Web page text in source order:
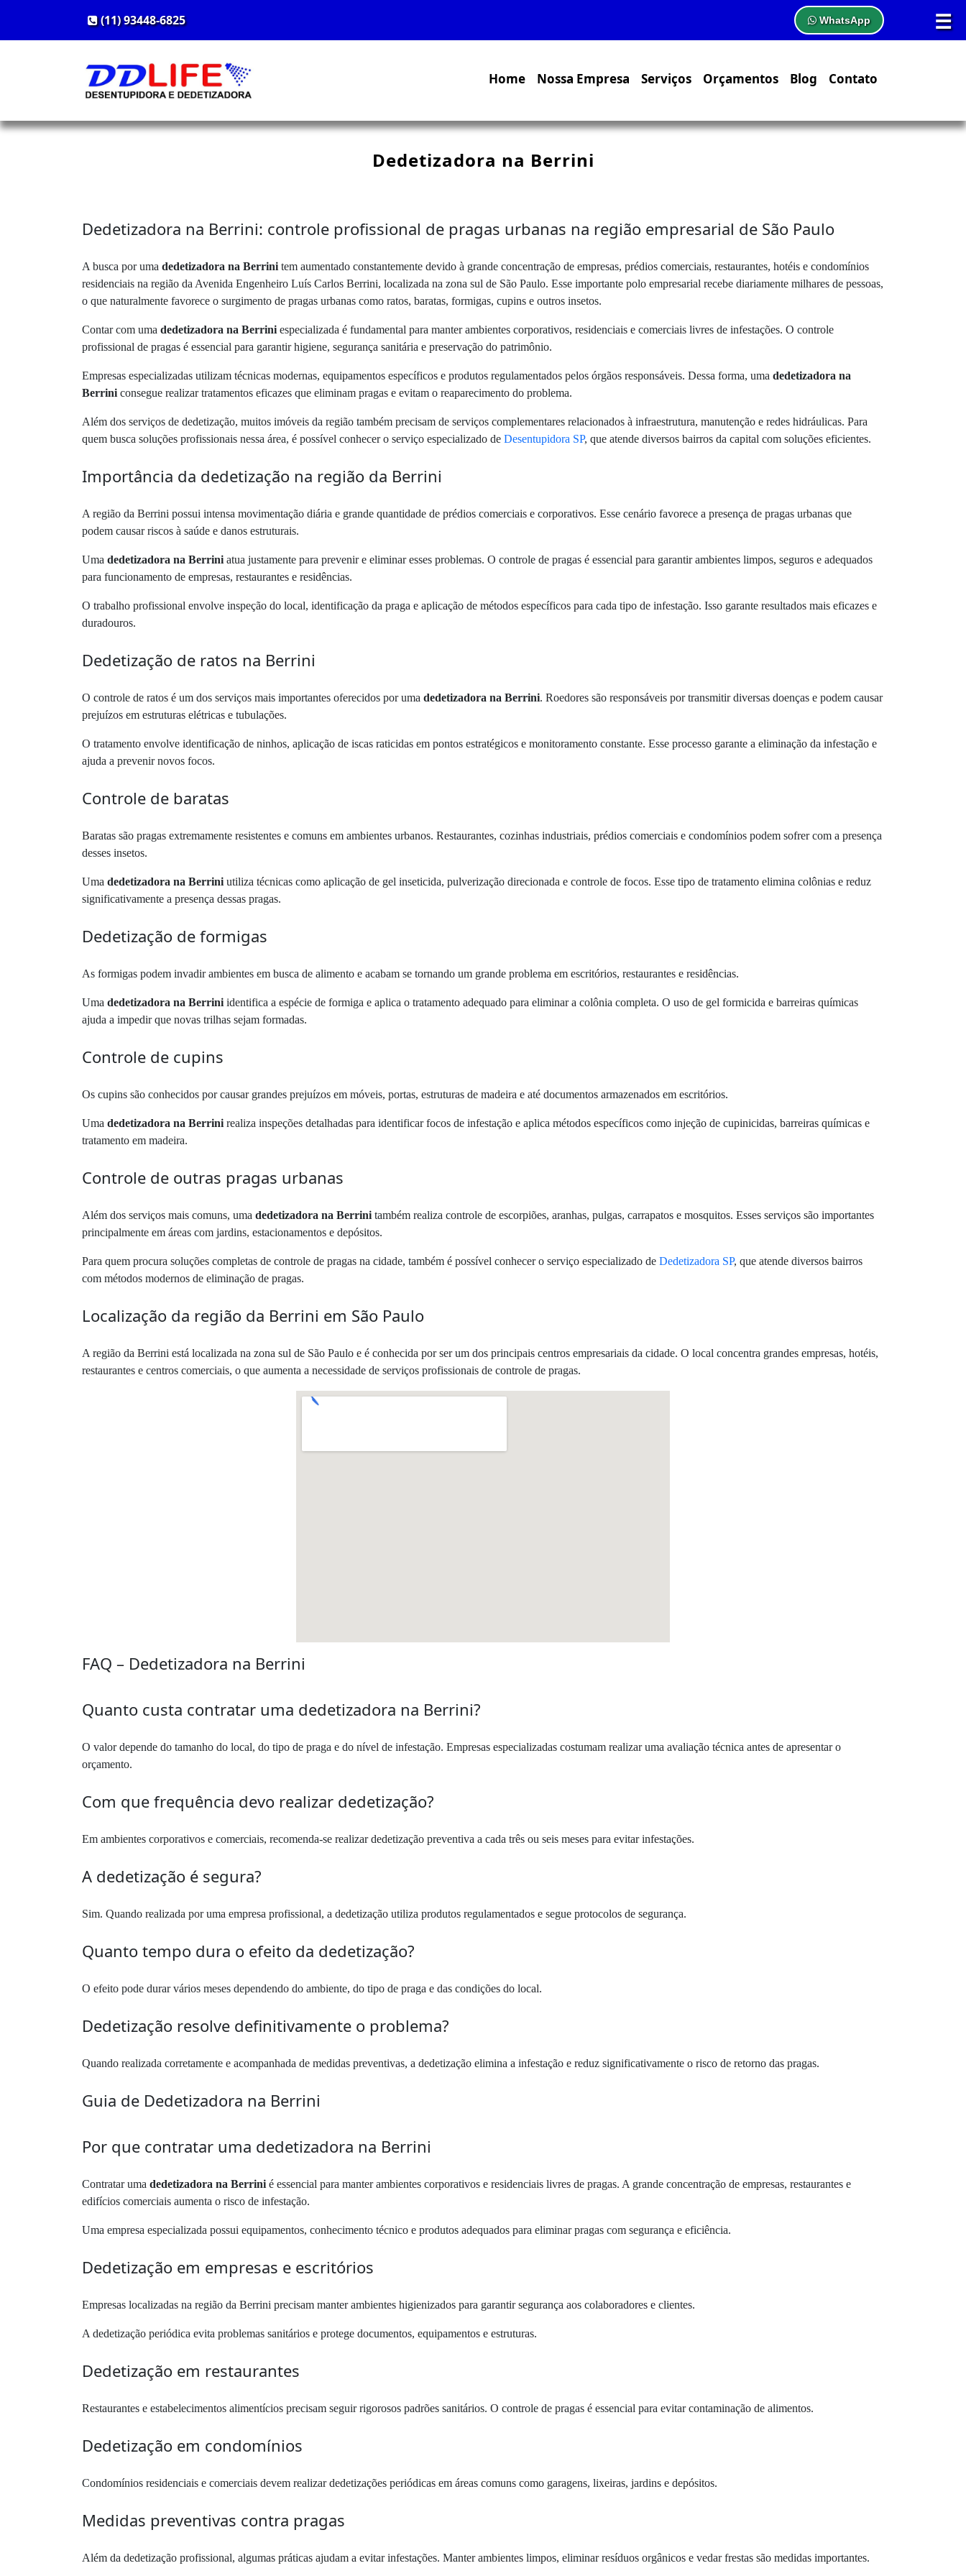
☰
(11) 93448-6825 WhatsApp
Home Nossa Empresa Serviços Orçamentos Blog Contato
Dedetizadora na Berrini
Dedetizadora na Berrini: controle profissional de pragas urbanas na região empresarial de São Paulo
A busca por uma dedetizadora na Berrini tem aumentado constantemente devido à grande concentração de empresas, prédios comerciais, restaurantes, hotéis e condomínios
residenciais na região da Avenida Engenheiro Luís Carlos Berrini, localizada na zona sul de São Paulo. Esse importante polo empresarial recebe diariamente milhares de pessoas,
o que naturalmente favorece o surgimento de pragas urbanas como ratos, baratas, formigas, cupins e outros insetos.
Contar com uma dedetizadora na Berrini especializada é fundamental para manter ambientes corporativos, residenciais e comerciais livres de infestações. O controle
profissional de pragas é essencial para garantir higiene, segurança sanitária e preservação do patrimônio.
Empresas especializadas utilizam técnicas modernas, equipamentos específicos e produtos regulamentados pelos órgãos responsáveis. Dessa forma, uma dedetizadora na
Berrini consegue realizar tratamentos eficazes que eliminam pragas e evitam o reaparecimento do problema.
Além dos serviços de dedetização, muitos imóveis da região também precisam de serviços complementares relacionados à infraestrutura, manutenção e redes hidráulicas. Para
quem busca soluções profissionais nessa área, é possível conhecer o serviço especializado de Desentupidora SP, que atende diversos bairros da capital com soluções eficientes.
Importância da dedetização na região da Berrini
A região da Berrini possui intensa movimentação diária e grande quantidade de prédios comerciais e corporativos. Esse cenário favorece a presença de pragas urbanas que
podem causar riscos à saúde e danos estruturais.
Uma dedetizadora na Berrini atua justamente para prevenir e eliminar esses problemas. O controle de pragas é essencial para garantir ambientes limpos, seguros e adequados
para funcionamento de empresas, restaurantes e residências.
O trabalho profissional envolve inspeção do local, identificação da praga e aplicação de métodos específicos para cada tipo de infestação. Isso garante resultados mais eficazes e
duradouros.
Dedetização de ratos na Berrini
O controle de ratos é um dos serviços mais importantes oferecidos por uma dedetizadora na Berrini. Roedores são responsáveis por transmitir diversas doenças e podem causar
prejuízos em estruturas elétricas e tubulações.
O tratamento envolve identificação de ninhos, aplicação de iscas raticidas em pontos estratégicos e monitoramento constante. Esse processo garante a eliminação da infestação e
ajuda a prevenir novos focos.
Controle de baratas
Baratas são pragas extremamente resistentes e comuns em ambientes urbanos. Restaurantes, cozinhas industriais, prédios comerciais e condomínios podem sofrer com a presença
desses insetos.
Uma dedetizadora na Berrini utiliza técnicas como aplicação de gel inseticida, pulverização direcionada e controle de focos. Esse tipo de tratamento elimina colônias e reduz
significativamente a presença dessas pragas.
Dedetização de formigas
As formigas podem invadir ambientes em busca de alimento e acabam se tornando um grande problema em escritórios, restaurantes e residências.
Uma dedetizadora na Berrini identifica a espécie de formiga e aplica o tratamento adequado para eliminar a colônia completa. O uso de gel formicida e barreiras químicas
ajuda a impedir que novas trilhas sejam formadas.
Controle de cupins
Os cupins são conhecidos por causar grandes prejuízos em móveis, portas, estruturas de madeira e até documentos armazenados em escritórios.
Uma dedetizadora na Berrini realiza inspeções detalhadas para identificar focos de infestação e aplica métodos específicos como injeção de cupinicidas, barreiras químicas e
tratamento em madeira.
Controle de outras pragas urbanas
Além dos serviços mais comuns, uma dedetizadora na Berrini também realiza controle de escorpiões, aranhas, pulgas, carrapatos e mosquitos. Esses serviços são importantes
principalmente em áreas com jardins, estacionamentos e depósitos.
Para quem procura soluções completas de controle de pragas na cidade, também é possível conhecer o serviço especializado de Dedetizadora SP, que atende diversos bairros
com métodos modernos de eliminação de pragas.
Localização da região da Berrini em São Paulo
A região da Berrini está localizada na zona sul de São Paulo e é conhecida por ser um dos principais centros empresariais da cidade. O local concentra grandes empresas, hotéis,
restaurantes e centros comerciais, o que aumenta a necessidade de serviços profissionais de controle de pragas.
FAQ – Dedetizadora na Berrini
Quanto custa contratar uma dedetizadora na Berrini?
O valor depende do tamanho do local, do tipo de praga e do nível de infestação. Empresas especializadas costumam realizar uma avaliação técnica antes de apresentar o
orçamento.
Com que frequência devo realizar dedetização?
Em ambientes corporativos e comerciais, recomenda-se realizar dedetização preventiva a cada três ou seis meses para evitar infestações.
A dedetização é segura?
Sim. Quando realizada por uma empresa profissional, a dedetização utiliza produtos regulamentados e segue protocolos de segurança.
Quanto tempo dura o efeito da dedetização?
O efeito pode durar vários meses dependendo do ambiente, do tipo de praga e das condições do local.
Dedetização resolve definitivamente o problema?
Quando realizada corretamente e acompanhada de medidas preventivas, a dedetização elimina a infestação e reduz significativamente o risco de retorno das pragas.
Guia de Dedetizadora na Berrini
Por que contratar uma dedetizadora na Berrini
Contratar uma dedetizadora na Berrini é essencial para manter ambientes corporativos e residenciais livres de pragas. A grande concentração de empresas, restaurantes e
edifícios comerciais aumenta o risco de infestação.
Uma empresa especializada possui equipamentos, conhecimento técnico e produtos adequados para eliminar pragas com segurança e eficiência.
Dedetização em empresas e escritórios
Empresas localizadas na região da Berrini precisam manter ambientes higienizados para garantir segurança aos colaboradores e clientes.
A dedetização periódica evita problemas sanitários e protege documentos, equipamentos e estruturas.
Dedetização em restaurantes
Restaurantes e estabelecimentos alimentícios precisam seguir rigorosos padrões sanitários. O controle de pragas é essencial para evitar contaminação de alimentos.
Dedetização em condomínios
Condomínios residenciais e comerciais devem realizar dedetizações periódicas em áreas comuns como garagens, lixeiras, jardins e depósitos.
Medidas preventivas contra pragas
Além da dedetização profissional, algumas práticas ajudam a evitar infestações. Manter ambientes limpos, eliminar resíduos orgânicos e vedar frestas são medidas importantes.